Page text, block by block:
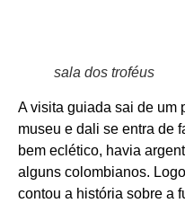
sala dos troféus
A visita guiada sai de um
museu e dali se entra de
bem eclético, havia
alguns colombianos.
contou a história sobre a